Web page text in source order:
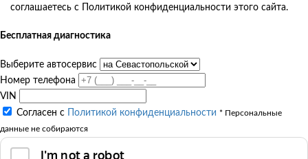
соглашаетесь с Политикой конфиденциальности этого сайта.
Бесплатная диагностика
Выберите автосервис
Номер телефона
VIN
Согласен с
Политикой конфиденциальности * Персональные
данные не собираются